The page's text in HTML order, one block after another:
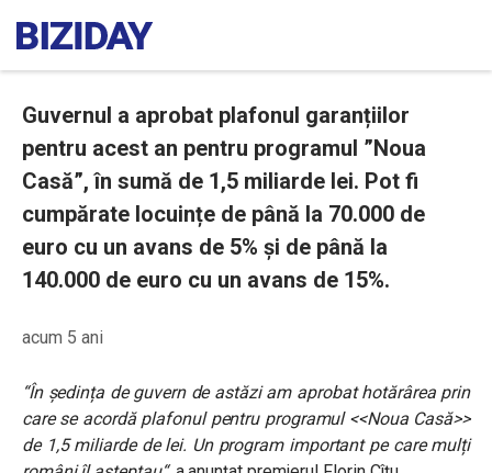
Guvernul a aprobat plafonul garanțiilor
pentru acest an pentru programul ”Noua
Casă”, în sumă de 1,5 miliarde lei. Pot fi
cumpărate locuințe de până la 70.000 de
euro cu un avans de 5% și de până la
140.000 de euro cu un avans de 15%.
acum 5 ani
“În ședința de guvern de astăzi am aprobat hotărârea prin
care se acordă plafonul pentru programul <<Noua Casă>>
de 1,5 miliarde de lei. Un program important pe care mulți